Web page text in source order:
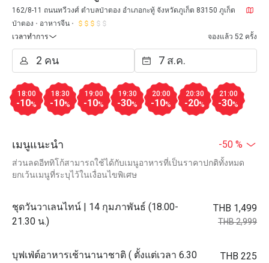
162/8-11 ถนนทวีวงศ์ ตำบลป่าตอง อำเภอกะทู้ จังหวัดภูเก็ต 83150 ภูเก็ต
ป่าตอง
อาหารจีน
เวลาทำการ
จองแล้ว 52 ครั้ง
18:00
-10%
18:30
-10%
19:00
-10%
19:30
-30%
20:00
-10%
20:30
-20%
21:00
-30%
เมนูแนะนำ -50 %
ส่วนลดอีททิโก้สามารถใช้ได้กับเมนูอาหารที่เป็นราคาปกติทั้งหมด
ยกเว้นเมนูที่ระบุไว้ในเงื่อนไขพิเศษ
ชุดวันวาเลนไทน์ | 14 กุมภาพันธ์ (18.00-
21.30 น.)
THB 1,499
THB 2,999
บุฟเฟ่ต์อาหารเช้านานาชาติ ( ตั้งแต่เวลา 6.30
THB 225